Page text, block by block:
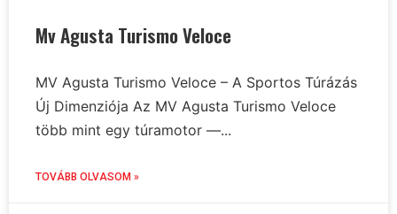
Mv Agusta Turismo Veloce
MV Agusta Turismo Veloce – A Sportos Túrázás
Új Dimenziója Az MV Agusta Turismo Veloce
több mint egy túramotor —...
TOVÁBB OLVASOM »